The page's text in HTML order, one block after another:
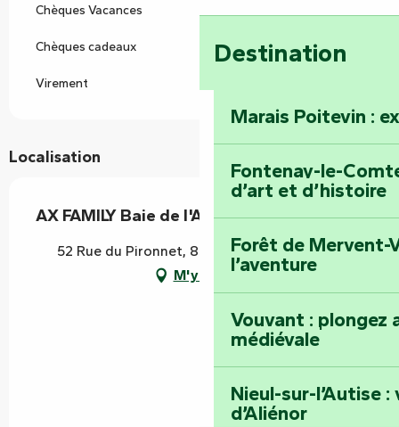
Destination
Marais Poitevin :
Fontenay-le-
d’art et d’histoire
Forêt de Mervent-
l’aventure
Vouvant : plongez
médiévale
Nieul-sur-l’Autise
d’Aliénor
Chèques Vacances
Chèques cadeaux
Virement
Localisation
AX FAMILY Baie de l'Aiguillon
52 Rue du Pironnet, 85120 La Châtaigneraie
M'y rendre